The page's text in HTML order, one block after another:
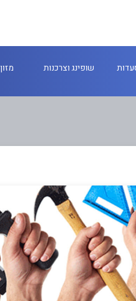
שופינג וצרכנות מזון